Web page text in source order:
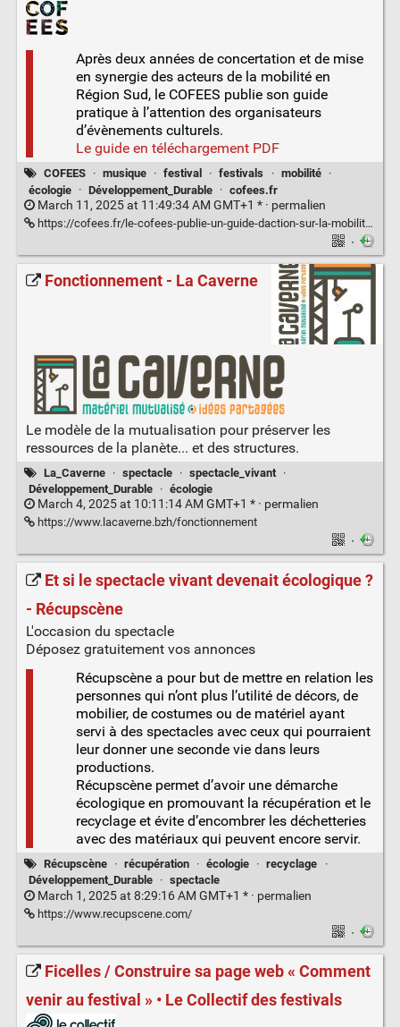
Après deux années de concertation et de mise
en synergie des acteurs de la mobilité en
Région Sud, le COFEES publie son guide
pratique à l’attention des organisateurs
d’évènements culturels.
Le guide en téléchargement PDF
COFEES · musique · festival · festivals · mobilité
·
écologie
· Développement_Durable · cofees.fr
March 11, 2025 at 11:49:34 AM GMT+1 * · permalien
https://cofees.fr/le-cofees-publie-un-guide-daction-sur-la-mobilite-durable-des-festivaliers/
·
Fonctionnement - La Caverne
Le modèle de la mutualisation pour préserver les
ressources de la planète... et des structures.
La_Caverne · spectacle · spectacle_vivant ·
Développement_Durable
· écologie
March 4, 2025 at 10:11:14 AM GMT+1 * · permalien
https://www.lacaverne.bzh/fonctionnement
·
Et si le spectacle vivant devenait écologique ?
- Récupscène
L'occasion du spectacle
Déposez gratuitement vos annonces
Récupscène a pour but de mettre en relation les
personnes qui n’ont plus l’utilité de décors, de
mobilier, de costumes ou de matériel ayant
servi à des spectacles avec ceux qui pourraient
leur donner une seconde vie dans leurs
productions.
Récupscène permet d’avoir une démarche
écologique en promouvant la récupération et le
recyclage et évite d’encombrer les déchetteries
avec des matériaux qui peuvent encore servir.
Récupscène · récupération · écologie · recyclage
·
Développement_Durable
· spectacle
March 1, 2025 at 8:29:16 AM GMT+1 * · permalien
https://www.recupscene.com/
·
Ficelles / Construire sa page web « Comment
venir au festival » • Le Collectif des festivals